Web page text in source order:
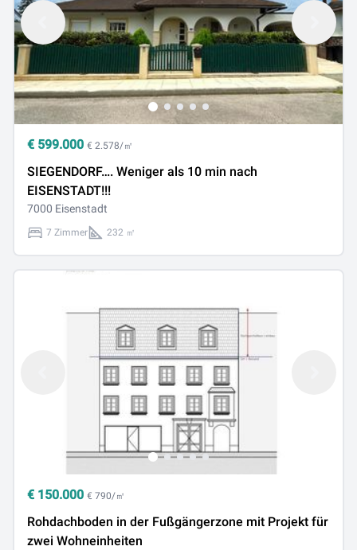
€ 599.000 € 2.578/㎡
SIEGENDORF…. Weniger als 10 min nach
EISENSTADT!!!
7000 Eisenstadt
7 Zimmer 232 ㎡
€ 150.000 € 790/㎡
Rohdachboden in der Fußgängerzone mit Projekt für
zwei Wohneinheiten